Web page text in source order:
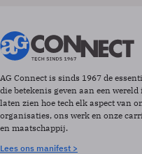
AG Connect is sinds 1967 de
die betekenis geven aan een
laten zien hoe tech elk aspect van
organisaties, ons werk en onze
en maatschappij.
Lees ons manifest >